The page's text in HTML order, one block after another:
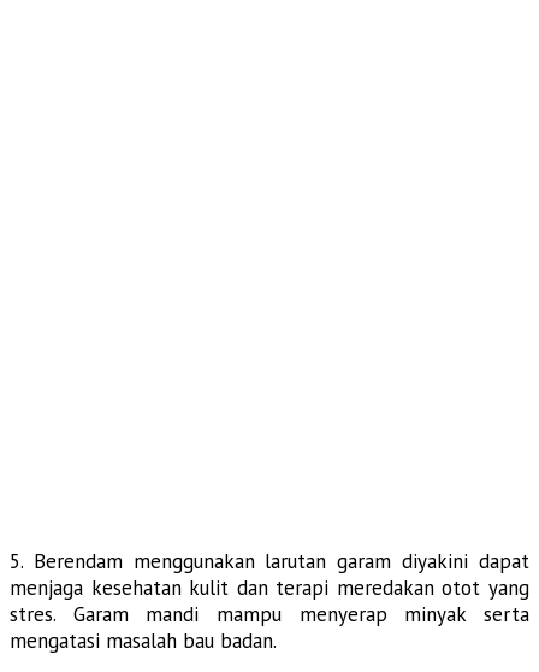
5. Berendam menggunakan larutan garam diyakini dapat
menjaga kesehatan kulit dan terapi meredakan otot yang
stres. Garam mandi mampu menyerap minyak serta
mengatasi masalah bau badan.